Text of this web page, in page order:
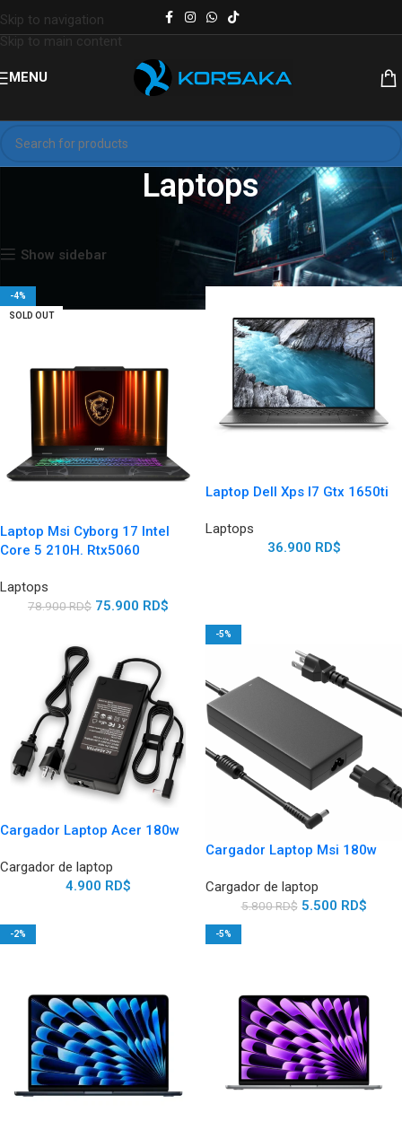
Skip to navigation
Skip to main content
MENU
Laptops
Mostrando 13–24 de 52 resultados
Show sidebar
-4%
SOLD OUT
Laptop Msi Cyborg 17 Intel
Core 5 210H. Rtx5060
Laptops
78.900RD$ 75.900 RD$
Laptop Dell Xps I7 Gtx 1650ti
Laptops
36.900 RD$
Cargador Laptop Acer 180w
Cargador de laptop
4.900 RD$
-5%
Cargador Laptop Msi 180w
Cargador de laptop
5.800RD$ 5.500 RD$
-2% -5%